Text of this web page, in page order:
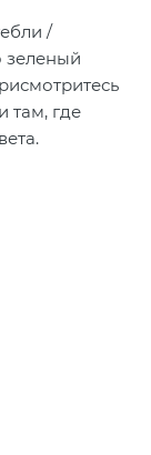
/
зеленый
там, где